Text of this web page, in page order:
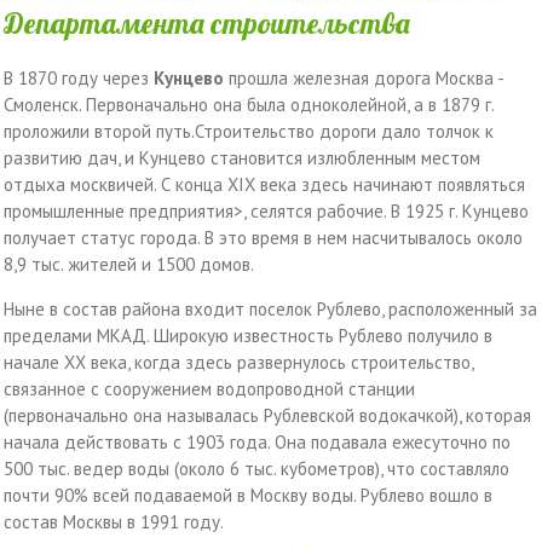
Департамента строительства
В 1870 году через Кунцево прошла железная дорога Москва -
Смоленск. Первоначально она была одноколейной, а в 1879 г.
проложили второй путь.Строительство дороги дало толчок к
развитию дач, и Кунцево становится излюбленным местом
отдыха москвичей. С конца XIX века здесь начинают появляться
промышленные предприятия>, селятся рабочие. В 1925 г. Кунцево
получает статус города. В это время в нем насчитывалось около
8,9 тыс. жителей и 1500 домов.
Ныне в состав района входит поселок Рублево, расположенный за
пределами МКАД. Широкую известность Рублево получило в
начале XX века, когда здесь развернулось строительство,
связанное с сооружением водопроводной станции
(первоначально она называлась Рублевской водокачкой), которая
начала действовать с 1903 года. Она подавала ежесуточно по
500 тыс. ведер воды (около 6 тыс. кубометров), что составляло
почти 90% всей подаваемой в Москву воды. Рублево вошло в
состав Москвы в 1991 году.